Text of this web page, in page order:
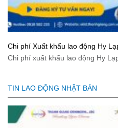
Chi phí Xuất khẩu lao động Hy
mới nhất 2026
Chi phí xuất khẩu lao động Hy
TIN LAO ĐỘNG NHẬT BẢN